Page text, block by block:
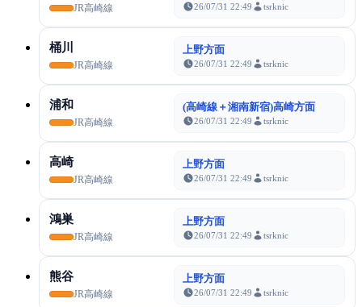
JR高崎線 26/07/31 22:49 tsrknic
桶川
JR高崎線
上野方面
26/07/31 22:49 tsrknic
浦和
JR高崎線
(高崎線＋湘南新宿)高崎方面
26/07/31 22:49 tsrknic
高崎
JR高崎線
上野方面
26/07/31 22:49 tsrknic
鴻巣
JR高崎線
上野方面
26/07/31 22:49 tsrknic
熊谷
JR高崎線
上野方面
26/07/31 22:49 tsrknic